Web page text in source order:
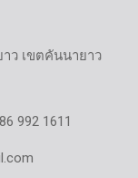
ว เขตคันนายาว
992 1611